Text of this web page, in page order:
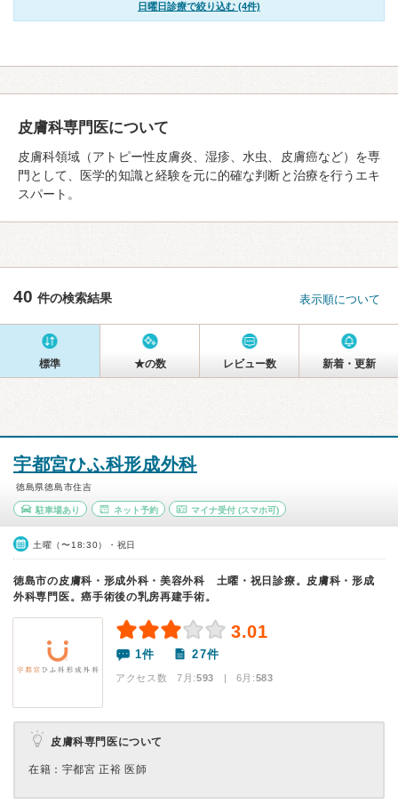
日曜日診療で絞り込む (4件)
皮膚科専門医について
皮膚科領域（アトピー性皮膚炎、湿疹、水虫、皮膚癌など）を専
門として、医学的知識と経験を元に的確な判断と治療を行うエキ
スパート。
40 件の検索結果 表示順について
標準 ★の数 レビュー数 新着・更新
宇都宮ひふ科形成外科
徳島県徳島市住吉
駐車場あり ネット予約 マイナ受付 (スマホ可)
土曜（〜18:30）・祝日
徳島市の皮膚科・形成外科・美容外科 土曜・祝日診療。皮膚科・形成
外科専門医。癌手術後の乳房再建手術。
3.01
1件 27件
アクセス数 7月:593 | 6月:583
皮膚科専門医について
在籍：宇都宮 正裕 医師